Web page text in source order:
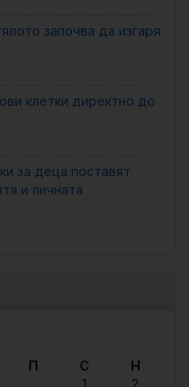
започва да изгаря
клетки директно до
за деца поставят
и личната
П С
Н
1
2